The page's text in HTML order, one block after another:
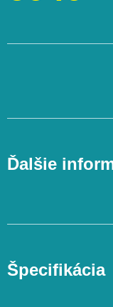
Ďalšie
Špecifikácia